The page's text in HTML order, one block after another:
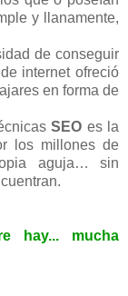
y llanamente,
de conseguir
internet ofreció
en forma de
SEO es la
los millones de
aguja… sin
hay... mucha